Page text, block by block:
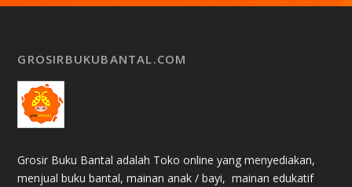
GROSIRBUKUBANTAL.COM
Grosir Buku Bantal adalah Toko online yang menyediakan,
menjual buku bantal, mainan anak / bayi, mainan edukatif